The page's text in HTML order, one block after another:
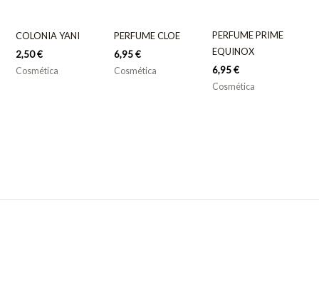
COLONIA YANI
2,50€
Cosmética
PERFUME CLOE
6,95€
Cosmética
PERFUME PRIME
EQUINOX
6,95€
Cosmética